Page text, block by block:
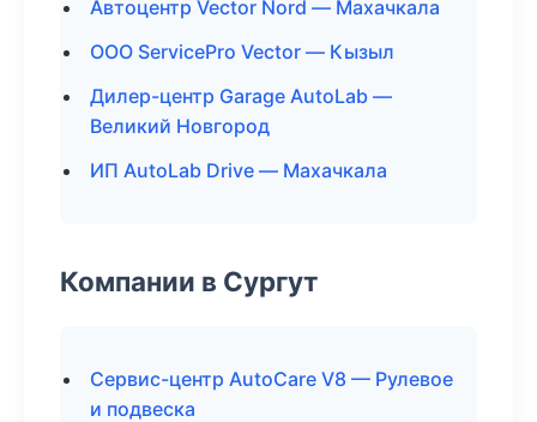
Автоцентр Vector Nord — Махачкала
ООО ServicePro Vector — Кызыл
Дилер-центр Garage AutoLab —
Великий Новгород
ИП AutoLab Drive — Махачкала
Компании в Сургут
Сервис-центр AutoCare V8 — Рулевое
и подвеска